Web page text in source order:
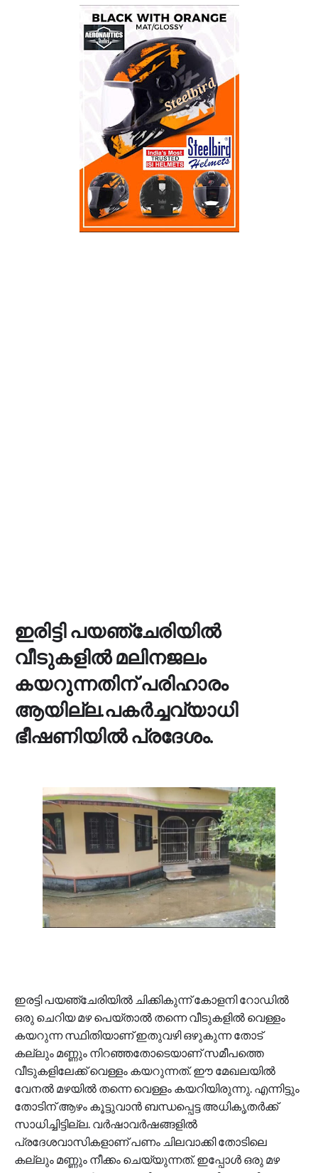
ഇരിട്ടി പയഞ്ചേരിയിൽ
വീടുകളിൽ മലിനജലം
കയറുന്നതിന് പരിഹാരം
ആയില്ല.പകർച്ചവ്യാധി
ഭീഷണിയിൽ പ്രദേശം.
ഇരട്ടി പയഞ്ചേരിയിൽ ചിക്കികുന്ന് കോളനി റോഡിൽ
ഒരു ചെറിയ മഴ പെയ്താൽ തന്നെ വീടുകളിൽ വെള്ളം
കയറുന്ന സ്ഥിതിയാണ് ഇതുവഴി ഒഴുകുന്ന തോട്
കല്ലും മണ്ണും നിറഞ്ഞതോടെയാണ് സമീപത്തെ
വീടുകളിലേക്ക് വെള്ളം കയറുന്നത്. ഈ മേഖലയിൽ
വേനൽ മഴയിൽ തന്നെ വെള്ളം കയറിയിരുന്നു. എന്നിട്ടും
തോടിന് ആഴം കൂട്ടുവാൻ ബന്ധപ്പെട്ട അധികൃതർക്ക്
സാധിച്ചിട്ടില്ല. വർഷാവർഷങ്ങളിൽ
പ്രദേശവാസികളാണ് പണം ചിലവാക്കി തോടിലെ
കല്ലും മണ്ണും നീക്കം ചെയ്യുന്നത്. ഇപ്പോൾ ഒരു മഴ